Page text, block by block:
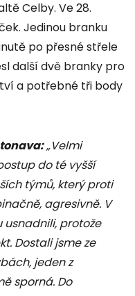
Celby. Ve 28.
Jedinou branku
po přesné střele
další dvě branky pro
a potřebné tři body
„Velmi
do té vyšší
týmů, který proti
agresivně. V
protože
Dostali jsme ze
jeden z
sporná. Do